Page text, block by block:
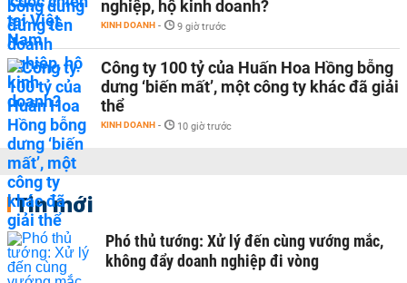
nghiệp, hộ kinh doanh?
KINH DOANH - 9 giờ trước
Công ty 100 tỷ của Huấn Hoa Hồng bỗng
dưng ‘biến mất’, một công ty khác đã giải
thể
KINH DOANH - 10 giờ trước
Tin mới
Phó thủ tướng: Xử lý đến cùng vướng mắc,
không đẩy doanh nghiệp đi vòng